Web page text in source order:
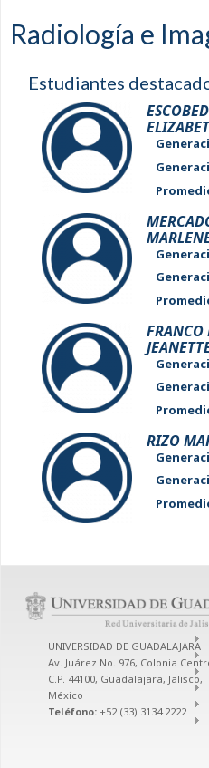
Radiología e
Estudiantes
FRANCO
RIZO
UNIVERSIDAD DE GUADALAJARA
Av. Juárez No. 976, Colonia
C.P. 44100, Guadalajara, Jalisco,
México
Teléfono: +52 (33) 3134 2222